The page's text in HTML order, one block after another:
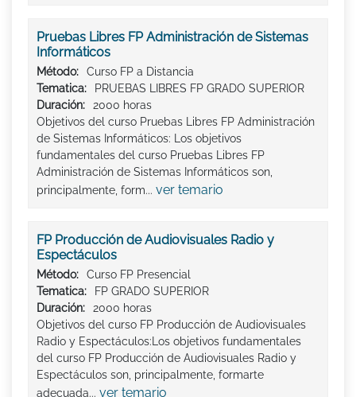
Pruebas Libres FP Administración de Sistemas
Informáticos
Método:
Curso FP a Distancia
Tematica:
PRUEBAS LIBRES FP GRADO SUPERIOR
Duración:
2000 horas
Objetivos del curso Pruebas Libres FP Administración
de Sistemas Informáticos: Los objetivos
fundamentales del curso Pruebas Libres FP
Administración de Sistemas Informáticos son,
principalmente, form... ver temario
FP Producción de Audiovisuales Radio y
Espectáculos
Método:
Curso FP Presencial
Tematica:
FP GRADO SUPERIOR
Duración:
2000 horas
Objetivos del curso FP Producción de Audiovisuales
Radio y Espectáculos:Los objetivos fundamentales
del curso FP Producción de Audiovisuales Radio y
Espectáculos son, principalmente, formarte
adecuada... ver temario